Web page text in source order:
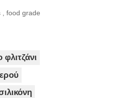
, food grade
φλιτζάνι